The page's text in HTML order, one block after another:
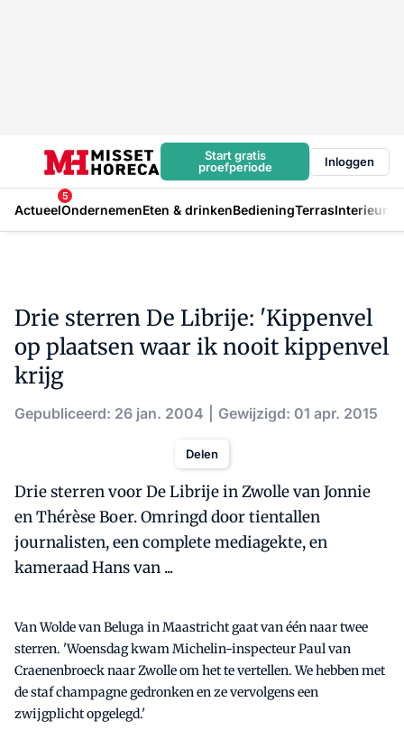
Start gratis
proefperiode
Inloggen
Actueel
5
OndernemenEten & drinkenBedieningTerrasInterieur
Drie sterren De Librije: 'Kippenvel
op plaatsen waar ik nooit kippenvel
krijg
Gepubliceerd: 26 jan. 2004 Gewijzigd: 01 apr. 2015
Delen
Drie sterren voor De Librije in Zwolle van Jonnie
en Thérèse Boer. Omringd door tientallen
journalisten, een complete mediagekte, en
kameraad Hans van ...
Van Wolde van Beluga in Maastricht gaat van één naar twee
sterren. 'Woensdag kwam Michelin-inspecteur Paul van
Craenenbroeck naar Zwolle om het te vertellen. We hebben met
de staf champagne gedronken en ze vervolgens een
zwijgplicht opgelegd.'